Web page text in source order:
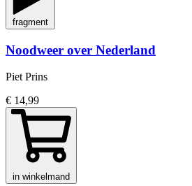
fragment
Noodweer over Nederland
Piet Prins
€ 14,99
in winkelmand